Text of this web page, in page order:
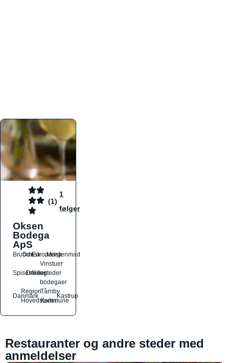
(1)
1
følger
Oksen
Bodega
ApS
Brunch
DanskEuropæiskMorgenmad
Spisesteder
Drikkesteder
Vinstuer
og
bodegaer
Danmark
Region
Hovedstaden
Tårnby
Kommune
Kastrup
Restauranter og andre steder med
anmeldelser